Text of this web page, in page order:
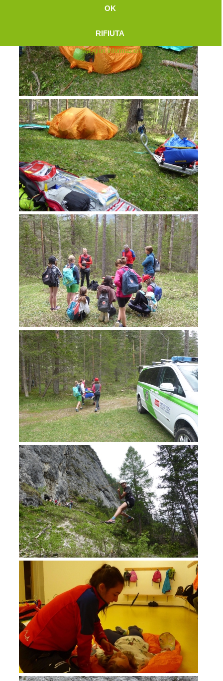
Attuali
Rapporti annuali
DIVENTARE VOLONTARI
Appartenenza
OK
RIFIUTA
Maggiori informazioni